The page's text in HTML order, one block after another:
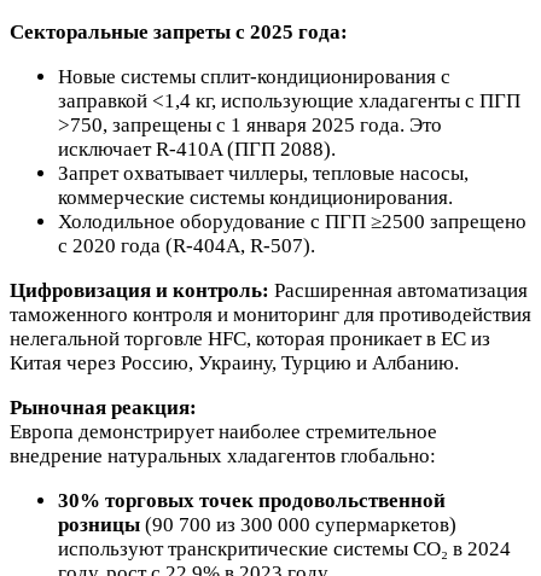
Секторальные запреты с 2025 года:
Новые системы сплит-кондиционирования с
заправкой <1,4 кг, использующие хладагенты с ПГП
>750, запрещены с 1 января 2025 года. Это
исключает R-410A (ПГП 2088).
Запрет охватывает чиллеры, тепловые насосы,
коммерческие системы кондиционирования.
Холодильное оборудование с ПГП ≥2500 запрещено
с 2020 года (R-404A, R-507).
Цифровизация и контроль: Расширенная автоматизация
таможенного контроля и мониторинг для противодействия
нелегальной торговле HFC, которая проникает в ЕС из
Китая через Россию, Украину, Турцию и Албанию.
Рыночная реакция:
Европа демонстрирует наиболее стремительное
внедрение натуральных хладагентов глобально:
30% торговых точек продовольственной
розницы (90 700 из 300 000 супермаркетов)
используют транскритические системы CO₂ в 2024